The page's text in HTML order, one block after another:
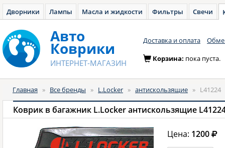
Дворники Лампы Масла и жидкости Фильтры Свечи
Авто
Коврики
ИНТЕРНЕТ-МАГАЗИН
Доставка и оплата
Корзина: пока пуста.
Главная » Все бренды » L.Locker » антискользящие » L41224
Коврик в багажник L.Locker антискользящие
Цена: 1200